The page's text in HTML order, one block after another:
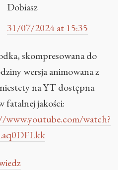
Dobiasz
31/07/2024 at 15:35
skompresowana do
wersja animowana z
na YT dostępna
fatalnej jakości:
www.youtube.com/watch?